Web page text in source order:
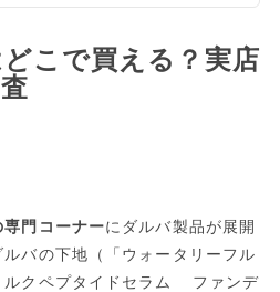
こで買える？実店
門コーナーにダルバ製品が展開
バの下地（「ウォータリーフル
ルクペプタイドセラム ファンデ